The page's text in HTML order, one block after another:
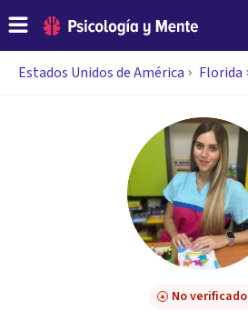
Estados Unidos de América Florida
No verificado